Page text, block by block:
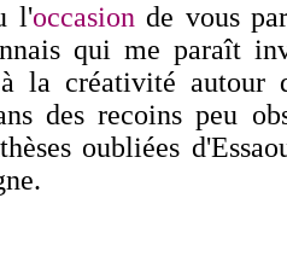
l'occasion de vous
qui me paraît
la créativité autour
des recoins peu
oubliées